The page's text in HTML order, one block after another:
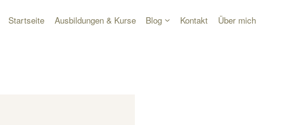
Startseite Ausbildungen & Kurse Blog Kontakt Über mich